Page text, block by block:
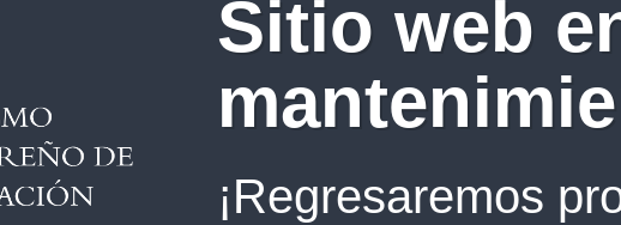
Sitio web
¡Regresaremos